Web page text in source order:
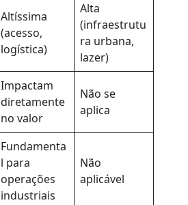
Altíssima
(acesso,
logística)
Alta
(infraestrutu
ra urbana,
lazer)
Impactam
diretamente
no valor
Não se
aplica
Fundamenta
l para
operações
industriais
Não
aplicável